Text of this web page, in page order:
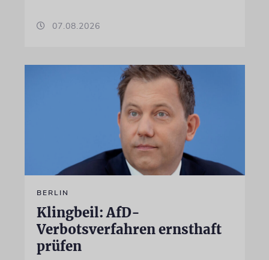
07.08.2026
BERLIN
Klingbeil: AfD-
Verbotsverfahren ernsthaft
prüfen